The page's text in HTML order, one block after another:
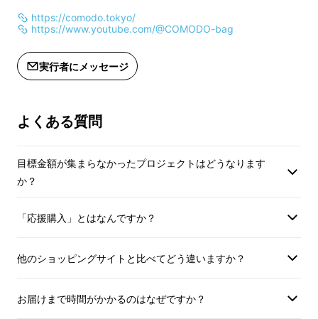
▍ A4資料とPCはマスト！必要な
ンに必要なモノを考え尽くして設計をしていま
す。
ビジネスシーンでよく利用されるA4サイズの
洗い出すことから開始。PCを最大13.3インチ
サイズを設計しています。
https://comodo.tokyo/
https://www.youtube.com/@COMODO-bag
実行者にメッセージ
よくある質問
目標金額が集まらなかったプロジェクトはどうなります
か？
「応援購入」とはなんですか？
他のショッピングサイトと比べてどう違いますか？
お届けまで時間がかかるのはなぜですか？